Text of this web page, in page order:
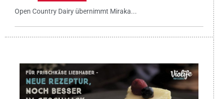
Open Country Dairy übernimmt Miraka...